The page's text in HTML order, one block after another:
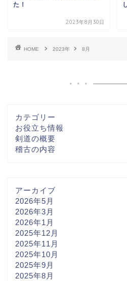
た！
2023年8月30日
HOME 2023年 8月
カテゴリー
お役立ち情報
剣道の概要
稽古の内容
アーカイブ
2026年5月
2026年3月
2026年1月
2025年12月
2025年11月
2025年10月
2025年9月
2025年8月